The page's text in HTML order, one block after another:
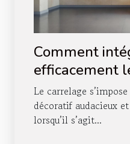
Comment
efficacement
votre
Le carrelage
décoratif audacieux
lorsqu’il s’agit...